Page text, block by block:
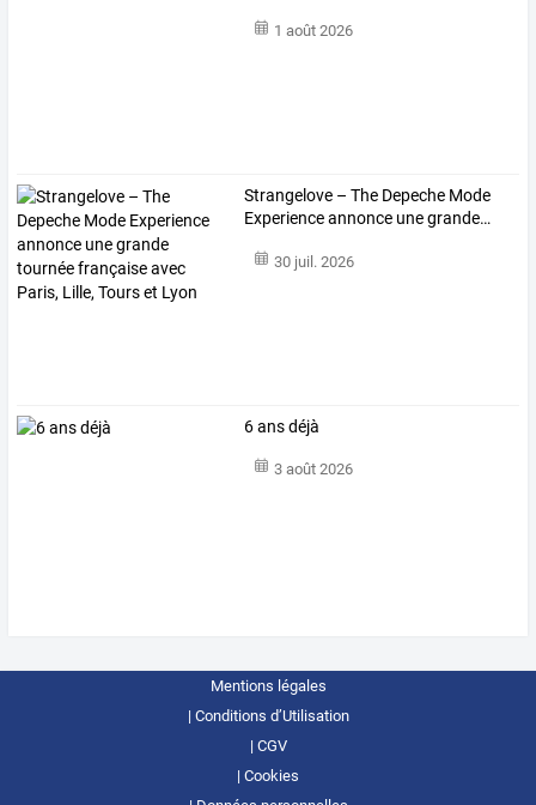
1 août 2026
Strangelove – The Depeche Mode
Experienceannonce unegrande…
30 juil. 2026
6 ans déjà
3 août 2026
Mentions légales
Conditions d’Utilisation
CGV
Cookies